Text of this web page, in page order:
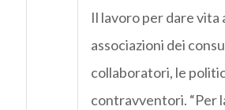
Il lavoro per dare
associazioni dei
collaboratori, le
contravventori. “Per